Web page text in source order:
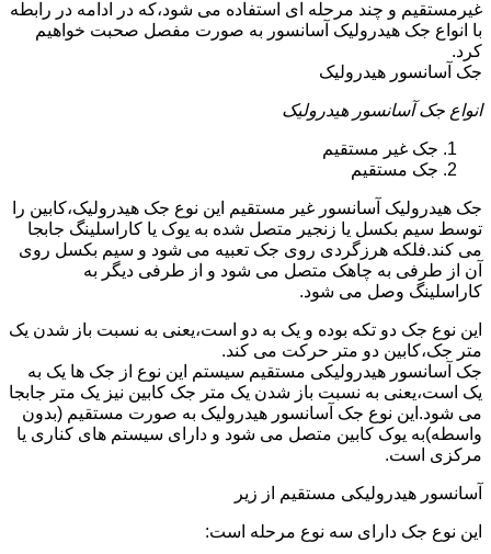
غیرمستقیم و چند مرحله ای استفاده می شود،که در ادامه در رابطه
با انواع جک هیدرولیک آسانسور به صورت مفصل صحبت خواهیم
کرد.
جک آسانسور هیدرولیک
انواع جک آسانسور هیدرولیک
جک غیر مستقیم
جک مستقیم
جک هیدرولیک آسانسور غیر مستقیم این نوع جک هیدرولیک،کابین را
توسط سیم بکسل یا زنجیر متصل شده به یوک یا کاراسلینگ جابجا
می کند.فلکه هرزگردی روی جک تعبیه می شود و سیم بکسل روی
آن از طرفی به چاهک متصل می شود و از طرفی دیگر به
کاراسلینگ وصل می شود.
این نوع جک دو تکه بوده و یک به دو است،یعنی به نسبت باز شدن یک
متر جک،کابین دو متر حرکت می کند.
جک آسانسور هیدرولیکی مستقیم سیستم این نوع از جک ها یک به
یک است،یعنی به نسبت باز شدن یک متر جک کابین نیز یک متر جابجا
می شود.این نوع جک آسانسور هیدرولیک به صورت مستقیم (بدون
واسطه)به یوک کابین متصل می شود و دارای سیستم های کناری یا
مرکزی است.
آسانسور هیدرولیکی مستقیم از زیر
این نوع جک دارای سه نوع مرحله است: